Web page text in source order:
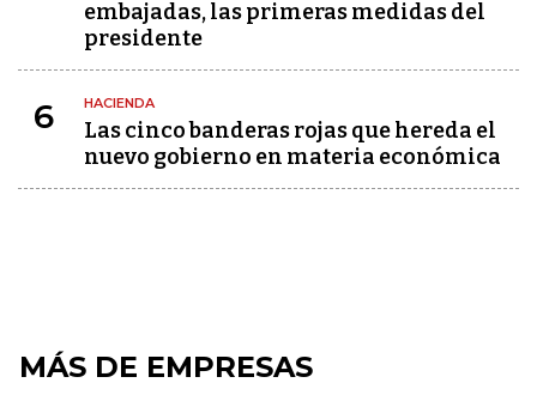
embajadas, las primeras medidas del
presidente
6 HACIENDA
Las cinco banderas rojas que hereda el
nuevo gobierno en materia económica
MÁS DE EMPRESAS